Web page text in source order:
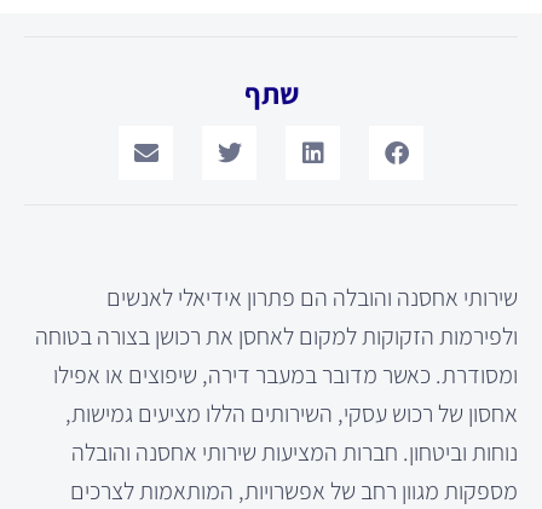
שתף
שירותי אחסנה והובלה הם פתרון אידיאלי לאנשים
ולפירמות הזקוקות למקום לאחסן את רכושן בצורה בטוחה
ומסודרת. כאשר מדובר במעבר דירה, שיפוצים או אפילו
אחסון של רכוש עסקי, השירותים הללו מציעים גמישות,
נוחות וביטחון. חברות המציעות שירותי אחסנה והובלה
מספקות מגוון רחב של אפשרויות, המותאמות לצרכים